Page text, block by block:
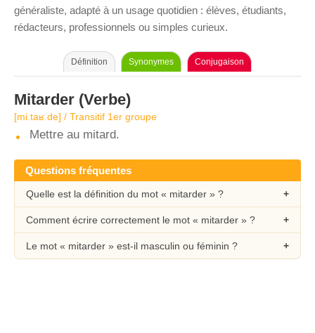
généraliste, adapté à un usage quotidien : élèves, étudiants,
rédacteurs, professionnels ou simples curieux.
Définition Synonymes Conjugaison
Mitarder (Verbe)
[mi.taʁ.de] / Transitif 1er groupe
Mettre au mitard.
Questions fréquentes
Quelle est la définition du mot « mitarder » ?
Comment écrire correctement le mot « mitarder » ?
Le mot « mitarder » est-il masculin ou féminin ?